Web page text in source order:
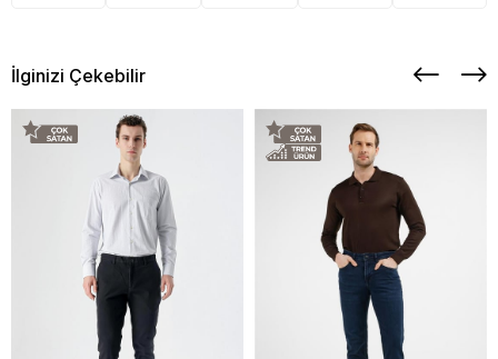
İlginizi Çekebilir